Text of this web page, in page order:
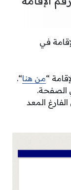
في
“من هنا“.
الصفحة.
المعد